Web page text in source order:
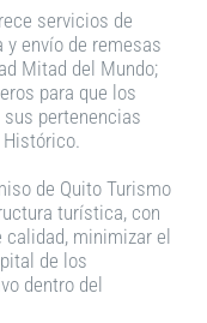
servicios de
y envío de remesas
Mitad del Mundo;
para que los
pertenencias
de Quito Turismo
turística, con
minimizar el
de los
dentro del